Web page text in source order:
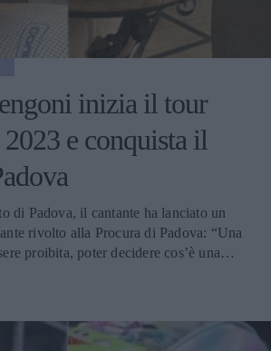
inizia il tour
e conquista il
di Padova, il cantante ha lanciato un
rivolto alla Procura di Padova: “Una
proibita, poter decidere cos’è una
Massimo di Roma.